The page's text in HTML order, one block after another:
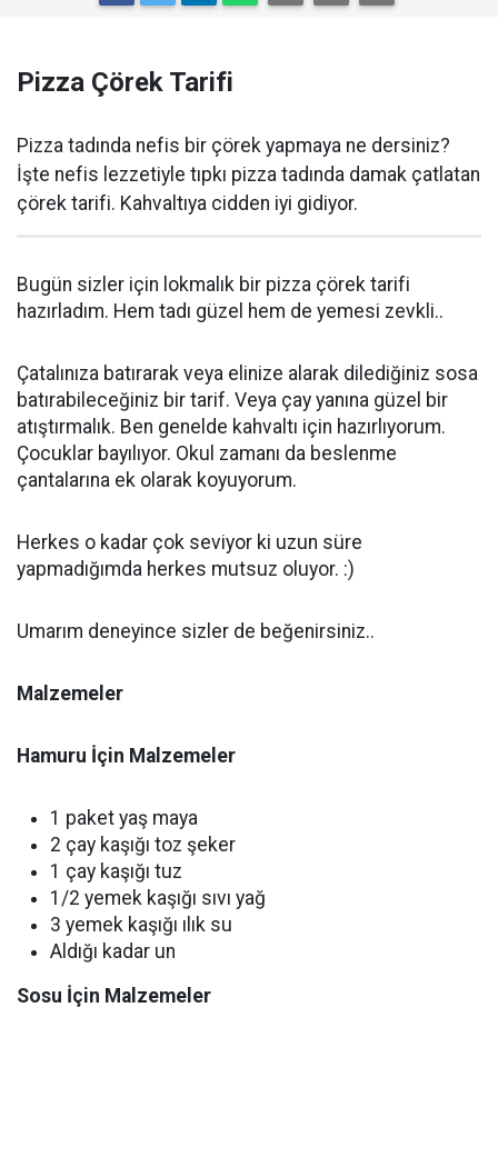
Pizza Çörek Tarifi
Pizza tadında nefis bir çörek yapmaya ne dersiniz?
İşte nefis lezzetiyle tıpkı pizza tadında damak çatlatan
çörek tarifi. Kahvaltıya cidden iyi gidiyor.
Bugün sizler için lokmalık bir pizza çörek tarifi
hazırladım. Hem tadı güzel hem de yemesi zevkli..
Çatalınıza batırarak veya elinize alarak dilediğiniz sosa
batırabileceğiniz bir tarif. Veya çay yanına güzel bir
atıştırmalık. Ben genelde kahvaltı için hazırlıyorum.
Çocuklar bayılıyor. Okul zamanı da beslenme
çantalarına ek olarak koyuyorum.
Herkes o kadar çok seviyor ki uzun süre
yapmadığımda herkes mutsuz oluyor. :)
Umarım deneyince sizler de beğenirsiniz..
Malzemeler
Hamuru İçin Malzemeler
1 paket yaş maya
2 çay kaşığı toz şeker
1 çay kaşığı tuz
1/2 yemek kaşığı sıvı yağ
3 yemek kaşığı ılık su
Aldığı kadar un
Sosu İçin Malzemeler